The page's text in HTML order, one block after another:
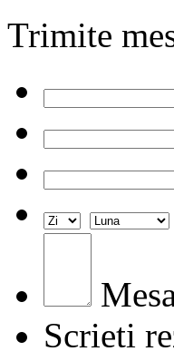
Trimite
Scrieti